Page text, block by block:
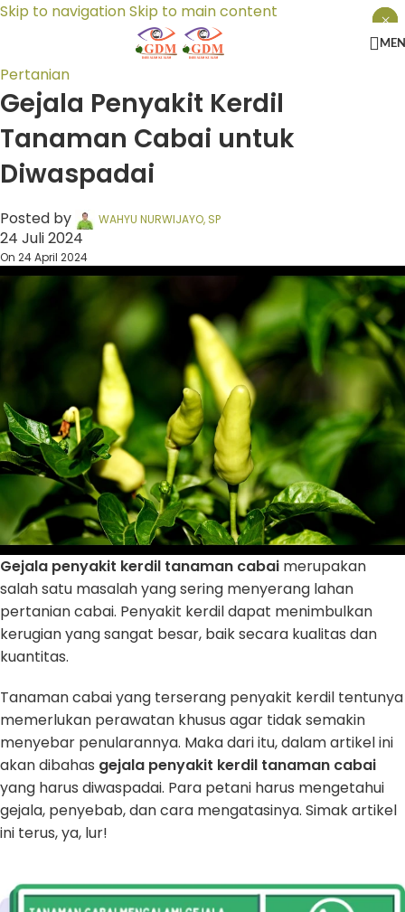
Skip to navigationSkip to main content
Pertanian
Gejala Penyakit Kerdil
Tanaman Cabai untuk
Diwaspadai
Posted by WAHYU NURWIJAYO, SP
24 Juli 2024
On 24 April 2024
Gejala penyakit kerdil tanaman cabai merupakan
salah satu masalah yang sering menyerang lahan
pertanian cabai. Penyakit kerdil dapat menimbulkan
kerugian yang sangat besar, baik secara kualitas dan
kuantitas.
Tanaman cabai yang terserang penyakit kerdil tentunya
memerlukan perawatan khusus agar tidak semakin
menyebar penularannya. Maka dari itu, dalam artikel ini
akan dibahas gejala penyakit kerdil tanaman cabai
yang harus diwaspadai. Para petani harus mengetahui
gejala, penyebab, dan cara mengatasinya. Simak artikel
ini terus, ya, lur!
×
×
×